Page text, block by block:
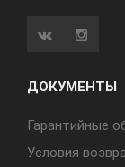
ДОКУМЕНТЫ
Гарантийные
Условия